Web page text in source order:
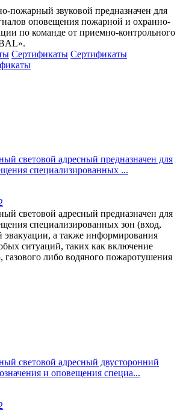
пожарный звуковой предназначен для
оповещения пожарной и охранно-
по команде от приемно-контрольного
Сертификаты Сертификаты
световой адресный предназначен для
специализированных ...
световой адресный предназначен для
специализированных зон (вход,
эвакуации, а также информирования
ситуаций, таких как включение
газового либо водяного пожаротушения
световой адресный двусторонний
и оповещения специа...